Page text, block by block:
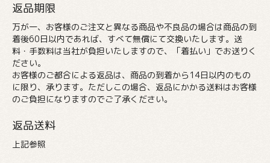
返品期限
万が一、お客様のご注文と異なる商品や不良品の場合は商品の到
着後60日以内であれば、すべて無償にて交換いたします。送
料・手数料は当社が負担いたしますので、「着払い」でお送りく
ださい。
お客様のご都合による返品は、商品の到着から14日以内のもの
に限り、承ります。ただしこの場合、返品にかかる送料はお客様
のご負担になりますのでご了承ください。
返品送料
上記参照